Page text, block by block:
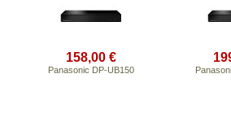
158,00 €
Panasonic DP-UB150